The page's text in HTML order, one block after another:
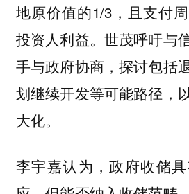
地原价值的1/3，且支付
投资人利益。世茂呼吁与
手与政府协商，探讨包括
划继续开发等可能路径，
大化。
李宇嘉认为，政府收储